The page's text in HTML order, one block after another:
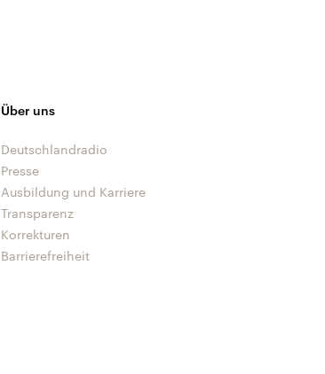
Über uns
Deutschlandradio
Presse
Ausbildung und Karriere
Transparenz
Korrekturen
Barrierefreiheit